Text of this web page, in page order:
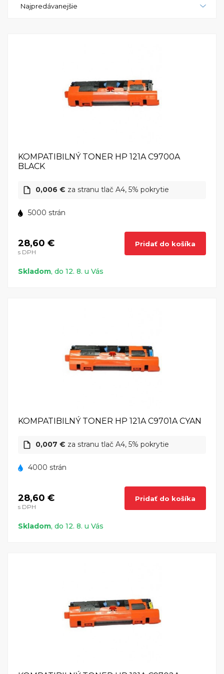
nastavenia. Táto tlačiareň je tiež kompatibilná s
Najpredávanejšie
KOMPATIBILNÝ TONER HP 121A C9700A
BLACK
0,006 € za stranu tlač A4, 5% pokrytie
5000 strán
28,60 €
s DPH
Pridať do košíka
Skladom, do 12. 8. u Vás
KOMPATIBILNÝ TONER HP 121A C9701A CYAN
0,007 € za stranu tlač A4, 5% pokrytie
4000 strán
28,60 €
s DPH
Pridať do košíka
Skladom, do 12. 8. u Vás